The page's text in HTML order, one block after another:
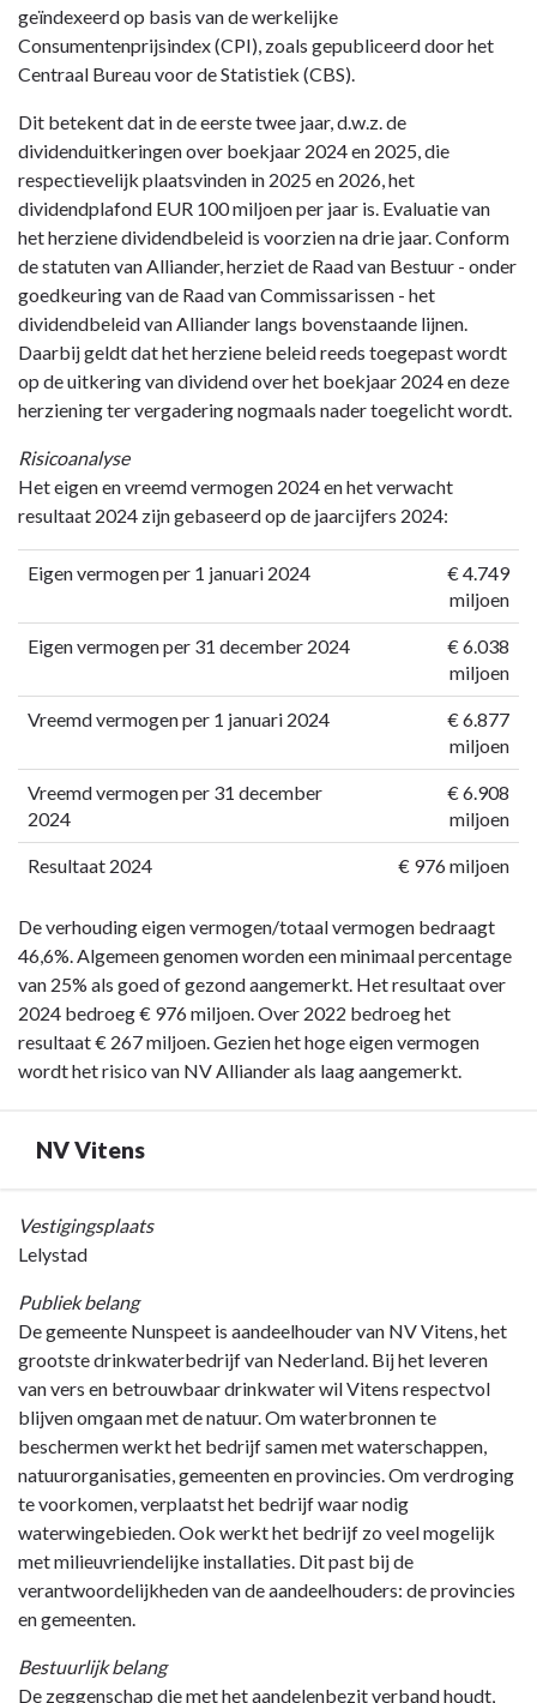
geïndexeerd op basis van de werkelijke
Consumentenprijsindex (CPI), zoals gepubliceerd door het
Centraal Bureau voor de Statistiek (CBS).
Dit betekent dat in de eerste twee jaar, d.w.z. de
dividenduitkeringen over boekjaar 2024 en 2025, die
respectievelijk plaatsvinden in 2025 en 2026, het
dividendplafond EUR 100 miljoen per jaar is. Evaluatie van
het herziene dividendbeleid is voorzien na drie jaar. Conform
de statuten van Alliander, herziet de Raad van Bestuur - onder
goedkeuring van de Raad van Commissarissen - het
dividendbeleid van Alliander langs bovenstaande lijnen.
Daarbij geldt dat het herziene beleid reeds toegepast wordt
op de uitkering van dividend over het boekjaar 2024 en deze
herziening ter vergadering nogmaals nader toegelicht wordt.
Risicoanalyse
Het eigen en vreemd vermogen 2024 en het verwacht
resultaat 2024 zijn gebaseerd op de jaarcijfers 2024:
Eigen vermogen per 1 januari 2024
€ 4.749
miljoen
Eigen vermogen per 31 december 2024
€ 6.038
miljoen
Vreemd vermogen per 1 januari 2024
€ 6.877
miljoen
Vreemd vermogen per 31 december
2024
€ 6.908
miljoen
Resultaat 2024 € 976 miljoen
De verhouding eigen vermogen/totaal vermogen bedraagt
46,6%. Algemeen genomen worden een minimaal percentage
van 25% als goed of gezond aangemerkt. Het resultaat over
2024 bedroeg € 976 miljoen. Over 2022 bedroeg het
resultaat € 267 miljoen. Gezien het hoge eigen vermogen
wordt het risico van NV Alliander als laag aangemerkt.
NV Vitens
Terug
naar
Jaarverslag
Paragraaf
Verbonden
partijen
NV
Vitens
Vestigingsplaats
Lelystad
Publiek belang
De gemeente Nunspeet is aandeelhouder van NV Vitens, het
grootste drinkwaterbedrijf van Nederland. Bij het leveren
van vers en betrouwbaar drinkwater wil Vitens respectvol
blijven omgaan met de natuur. Om waterbronnen te
beschermen werkt het bedrijf samen met waterschappen,
natuurorganisaties, gemeenten en provincies. Om verdroging
te voorkomen, verplaatst het bedrijf waar nodig
waterwingebieden. Ook werkt het bedrijf zo veel mogelijk
met milieuvriendelijke installaties. Dit past bij de
verantwoordelijkheden van de aandeelhouders: de provincies
en gemeenten.
Bestuurlijk belang
De zeggenschap die met het aandelenbezit verband houdt,